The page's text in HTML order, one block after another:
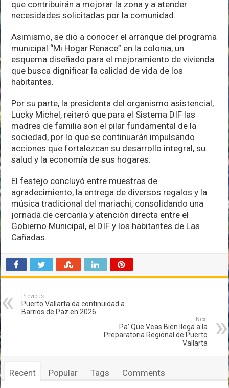
que contribuirán a mejorar la zona y a atender
necesidades solicitadas por la comunidad.
Asimismo, se dio a conocer el arranque del programa
municipal “Mi Hogar Renace” en la colonia, un
esquema diseñado para el mejoramiento de vivienda
que busca dignificar la calidad de vida de los
habitantes.
Por su parte, la presidenta del organismo asistencial,
Lucky Michel, reiteró que para el Sistema DIF las
madres de familia son el pilar fundamental de la
sociedad, por lo que se continuarán impulsando
acciones que fortalezcan su desarrollo integral, su
salud y la economía de sus hogares.
El festejo concluyó entre muestras de
agradecimiento, la entrega de diversos regalos y la
música tradicional del mariachi, consolidando una
jornada de cercanía y atención directa entre el
Gobierno Municipal, el DIF y los habitantes de Las
Cañadas.
Previous
Puerto Vallarta da continuidad a
Barrios de Paz en 2026
Next
Pa’ Que Veas Bien llega a la
Preparatoria Regional de Puerto
Vallarta
Recent Popular Tags Comments